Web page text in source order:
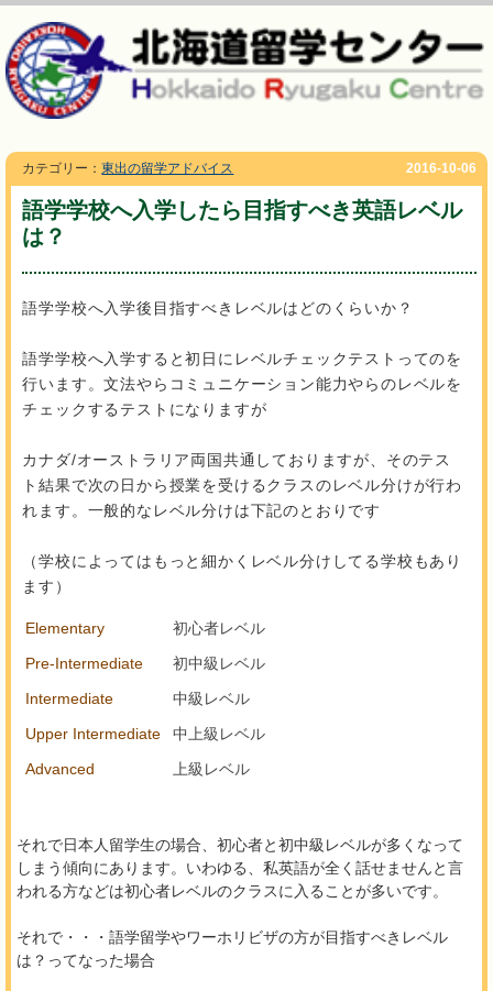
カテゴリー：東出の留学アドバイス 2016-10-06
語学学校へ入学したら目指すべき英語レベル
は？
語学学校へ入学後目指すべきレベルはどのくらいか？
語学学校へ入学すると初日にレベルチェックテストってのを
行います。文法やらコミュニケーション能力やらのレベルを
チェックするテストになりますが
カナダ/オーストラリア両国共通しておりますが、そのテス
ト結果で次の日から授業を受けるクラスのレベル分けが行わ
れます。一般的なレベル分けは下記のとおりです
（学校によってはもっと細かくレベル分けしてる学校もあり
ます）
Elementary
初心者レベル
Pre-Intermediate
初中級レベル
Intermediate
中級レベル
Upper Intermediate
中上級レベル
Advanced
上級レベル
それで日本人留学生の場合、初心者と初中級レベルが多くなって
しまう傾向にあります。いわゆる、私英語が全く話せませんと言
われる方などは初心者レベルのクラスに入ることが多いです。
それで・・・語学留学やワーホリビザの方が目指すべきレベル
は？ってなった場合